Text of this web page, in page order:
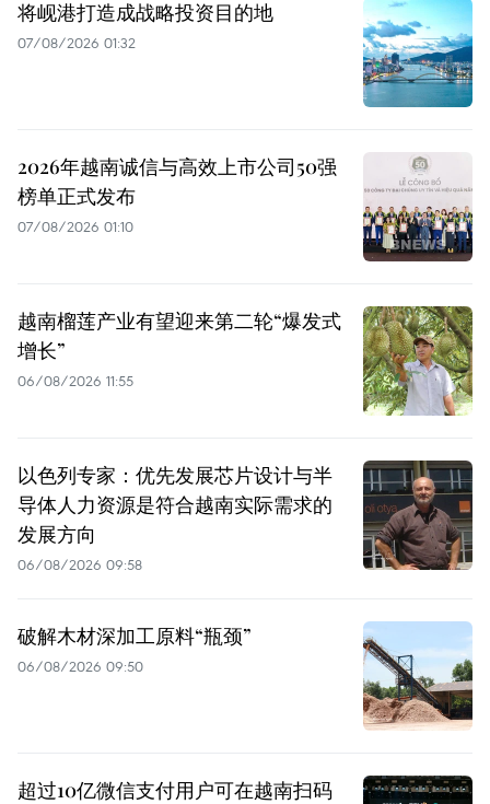
将岘港打造成战略投资目的地
07/08/2026 01:32
2026年越南诚信与高效上市公司50强
榜单正式发布
07/08/2026 01:10
越南榴莲产业有望迎来第二轮“爆发式
增长”
06/08/2026 11:55
以色列专家：优先发展芯片设计与半
导体人力资源是符合越南实际需求的
发展方向
06/08/2026 09:58
破解木材深加工原料“瓶颈”
06/08/2026 09:50
超过10亿微信支付用户可在越南扫码